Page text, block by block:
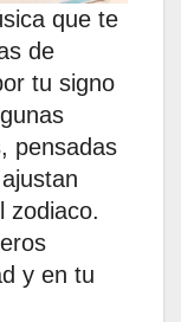
que te
de
tu signo
pensadas
zodiaco.
y en tu